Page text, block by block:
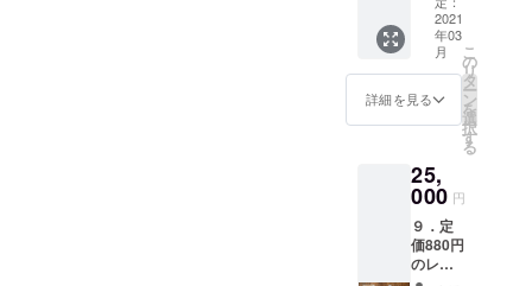
とにな
りま
す。
ルト引
換券」
と商品
をお送
す。ま
た、レ
のは完
成次
第、
「レト
ルト引
換券番
「レト
ルト引
換券」
と商品
りしま
す。ま
そのも
のは完
第、
「レト
ルト引
上がり
次第、
送料込
みでお
届しま
のご住
所、
アドレ
スを必
ずご明
2021年
8月15
日、
1000円
券x10
ガノフ
のレト
ルト引
換券
（有効
期限：6
お食事
10000
円分
（使用
期限：
2021年
日、
1000円
券x10
枚） 内
容：レ
ストラ
2021
年03
月
詳細を見る
こ
の
リ
タ
ー
ン
を
選
択
す
る
25,
000 円
９．定
価880円
のレト